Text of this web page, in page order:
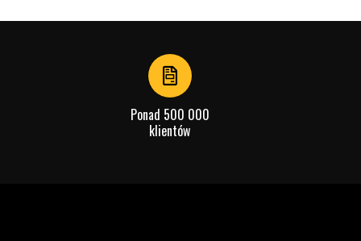
Ponad 500 000
klientów